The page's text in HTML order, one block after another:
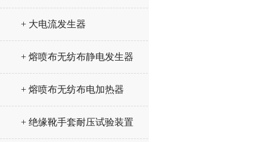
+ 大电流发生器
+ 熔喷布无纺布静电发生器
+ 熔喷布无纺布电加热器
+ 绝缘靴手套耐压试验装置